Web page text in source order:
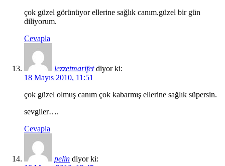
çok güzel görünüyor ellerine sağlık canım.güzel bir gün
diliyorum.
Cevapla
lezzetmarifet diyor ki:
18 Mayıs 2010, 11:51
çok güzel olmuş canım çok kabarmış ellerine sağlık süpersin.
sevgiler….
Cevapla
pelin diyor ki: